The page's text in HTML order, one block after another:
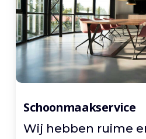
Schoonmaakservice
Wij hebben ruime